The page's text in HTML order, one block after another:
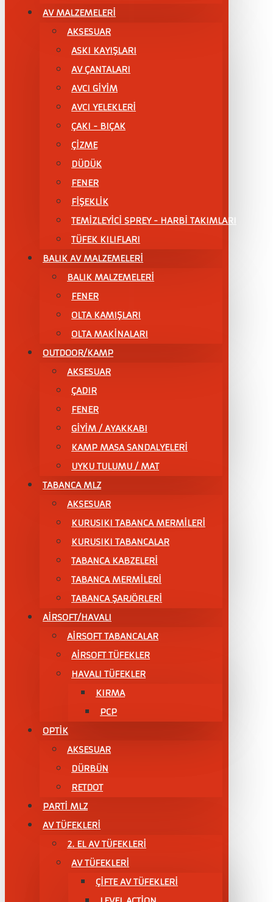
AV MALZEMELERİ
AKSESUAR
ASKI KAYIŞLARI
AV ÇANTALARI
AVCI GİYİM
AVCI YELEKLERİ
ÇAKI - BIÇAK
ÇİZME
DÜDÜK
FENER
FİŞEKLİK
TEMİZLEYİCİ SPREY - HARBİ TAKIMLARI
TÜFEK KILIFLARI
BALIK AV MALZEMELERİ
BALIK MALZEMELERİ
FENER
OLTA KAMIŞLARI
OLTA MAKİNALARI
OUTDOOR/KAMP
AKSESUAR
ÇADIR
FENER
GİYİM / AYAKKABI
KAMP MASA SANDALYELERİ
UYKU TULUMU / MAT
TABANCA MLZ
AKSESUAR
KURUSIKI TABANCA MERMİLERİ
KURUSIKI TABANCALAR
TABANCA KABZELERİ
TABANCA MERMİLERİ
TABANCA ŞARJÖRLERİ
AİRSOFT/HAVALI
AİRSOFT TABANCALAR
AİRSOFT TÜFEKLER
HAVALI TÜFEKLER
KIRMA
PCP
OPTİK
AKSESUAR
DÜRBÜN
RETDOT
PARTİ MLZ
AV TÜFEKLERİ
2. EL AV TÜFEKLERİ
AV TÜFEKLERI
ÇIFTE AV TÜFEKLERI